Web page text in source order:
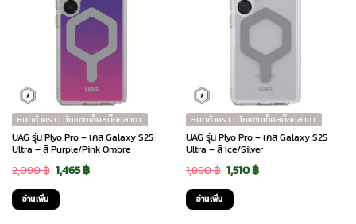
หมดชั่วคราว ทักแชทเช็คสต๊อกสาขา
UAG รุ่น Plyo Pro – เคส Galaxy S25
Ultra – สี Purple/Pink Ombre
2,090฿ Original
price
was:
1,465฿Current
อ่านเพิ่ม
หมดชั่วคราว ทักแชทเช็คสต๊อกสาขา
UAG รุ่น Plyo Pro – เคส Galaxy S25
Ultra – สี Ice/Silver
1,890฿ Original
price
was:
1,510฿Current
อ่านเพิ่ม